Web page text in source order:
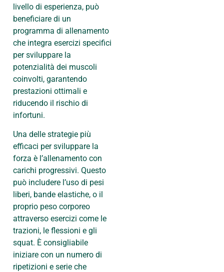
livello di esperienza, può
beneficiare di un
programma di allenamento
che integra esercizi specifici
per sviluppare la
potenzialità dei muscoli
coinvolti, garantendo
prestazioni ottimali e
riducendo il rischio di
infortuni.
Una delle strategie più
efficaci per sviluppare la
forza è l’allenamento con
carichi progressivi. Questo
può includere l’uso di pesi
liberi, bande elastiche, o il
proprio peso corporeo
attraverso esercizi come le
trazioni, le flessioni e gli
squat. È consigliabile
iniziare con un numero di
ripetizioni e serie che